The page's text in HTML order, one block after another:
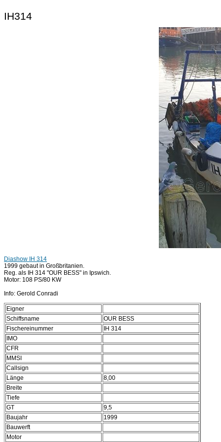
IH314
Diashow IH 314
1999 gebaut in Großbritanien.
Reg. als IH 314 "OUR BESS" in Ipswich.
Motor: 108 PS/80 KW
Info: Gerold Conradi
Eigner
Schiffsname
OUR BESS
Fischereinummer
IH 314
IMO
CFR
MMSI
Callsign
Länge
8,00
Breite
Tiefe
GT
9,5
Baujahr
1999
Bauwerft
Motor